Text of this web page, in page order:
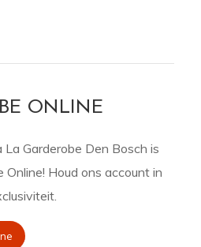
ONLINE
Garderobe Den Bosch is
Online! Houd ons account in